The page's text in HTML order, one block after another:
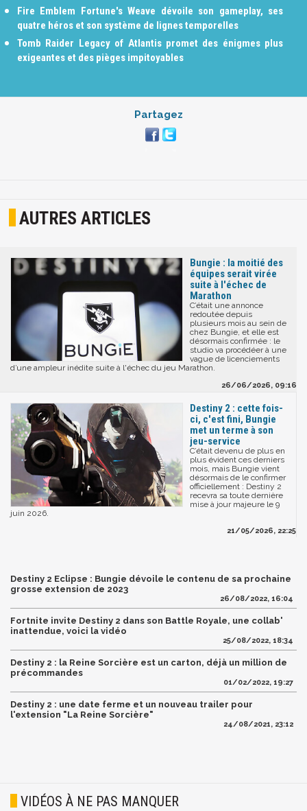
Fire Emblem Fortune's Weave dévoile son gameplay, ses
quatre héros et son système de lignes temporelles
Tomb Raider Legacy of Atlantis promet des énigmes plus
exigeantes et des pièges impitoyables
Partagez
AUTRES ARTICLES
Bungie : la moitié des
équipes serait virée
suite à l'échec de
Marathon
C’était une annonce
redoutée depuis
plusieurs mois au sein de
chez Bungie, et elle est
désormais confirmée : le
studio va procédéer à une
vague de licenciements
d’une ampleur inédite suite à l'échec du jeu Marathon.
26/06/2026, 09:16
Destiny 2 : cette fois-
ci, c'est fini, Bungie
met un terme à son
jeu-service
C’était devenu de plus en
plus évident ces derniers
mois, mais Bungie vient
désormais de le confirmer
officiellement : Destiny 2
recevra sa toute dernière
mise à jour majeure le 9
juin 2026.
21/05/2026, 22:25
Destiny 2 Eclipse : Bungie dévoile le contenu de sa prochaine
grosse extension de 2023
26/08/2022, 16:04
Fortnite invite Destiny 2 dans son Battle Royale, une collab'
inattendue, voici la vidéo
25/08/2022, 18:34
Destiny 2 : la Reine Sorcière est un carton, déjà un million de
précommandes
01/02/2022, 19:27
Destiny 2 : une date ferme et un nouveau trailer pour
l'extension "La Reine Sorcière"
24/08/2021, 23:12
VIDÉOS À NE PAS MANQUER